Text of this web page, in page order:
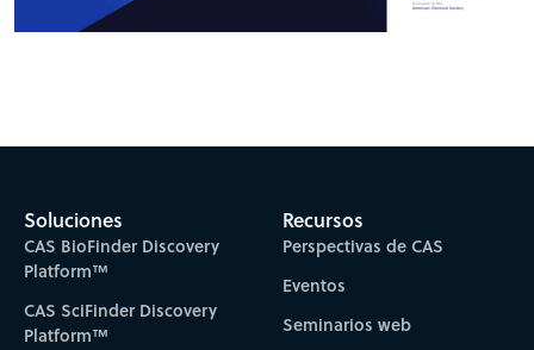
Soluciones
CAS BioFinder Discovery
Platform™
CAS SciFinder Discovery
Platform™
Recursos
Perspectivas de CAS
Eventos
Seminarios web